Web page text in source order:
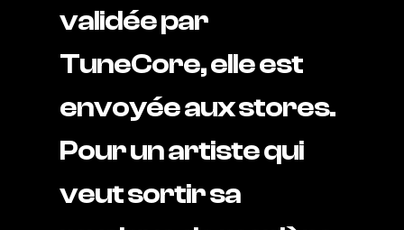
validée par
TuneCore, elle est
envoyée aux stores.
Pour un artiste qui
veut sortir sa